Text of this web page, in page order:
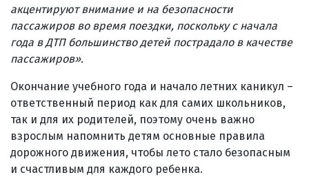
акцентируют внимание и на безопасности
пассажиров во время поездки, поскольку с начала
года в ДТП большинство детей пострадало в качестве
пассажиров».
Окончание учебного года и начало летних каникул –
ответственный период как для самих школьников,
так и для их родителей, поэтому очень важно
взрослым напомнить детям основные правила
дорожного движения, чтобы лето стало безопасным
и счастливым для каждого ребенка.